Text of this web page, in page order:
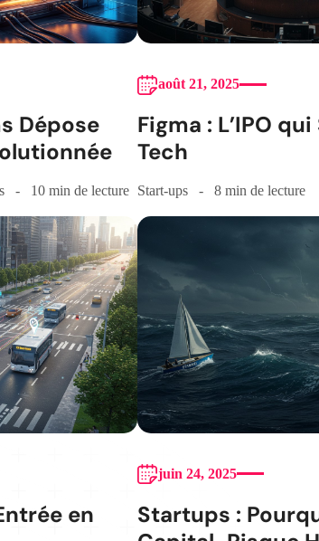
Dépose
10 min de lecture
août 21, 2025
Figma : L’IPO
Tech
Start-ups 8 min de lecture
en
juin 24, 2025
Startups :